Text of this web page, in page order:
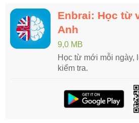
Enbrai: Học từ
Anh
9,0 MB
Học từ mới mỗi ngày,
kiểm tra.